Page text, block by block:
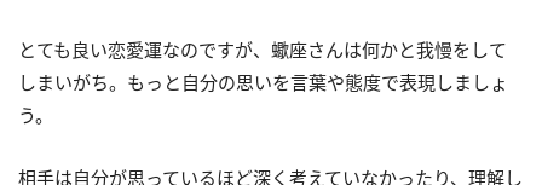
とても良い恋愛運なのですが、蠍座さんは何かと我慢をして
しまいがち。もっと自分の思いを言葉や態度で表現しましょ
う。
相手は自分が思っているほど深く考えていなかったり、理解し